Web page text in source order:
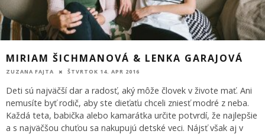
MIRIAM ŠICHMANOVÁ & LENKA GARAJOVÁ
ZUZANA FAJTA ŠTVRTOK 14. APR 2016
Deti sú najväčší dar a radosť, aký môže človek v živote mať. Ani
nemusíte byť rodič, aby ste dieťaťu chceli zniesť modré z neba.
Každá teta, babička alebo kamarátka určite potvrdí, že najlepšie
a s najväčšou chuťou sa nakupujú detské veci. Nájsť však aj v